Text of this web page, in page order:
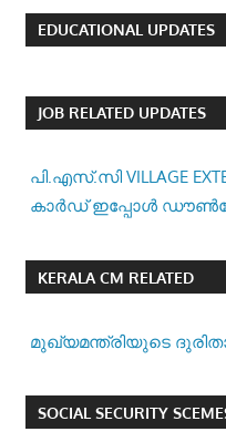
EDUCATIONAL UPDATES
JOB RELATED UPDATES
പി.എസ്.സി VILLAGE
കാർഡ് ഇപ്പോൾ
KERALA CM RELATED
മുഖ്യമന്ത്രിയുടെ
SOCIAL SECURITY